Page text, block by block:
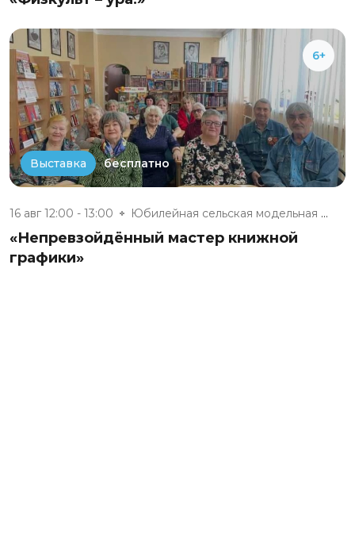
6+
Выставка бесплатно
16 авг 12:00 - 13:00 Юбилейная сельская модельная б...
«Непревзойдённый мастер книжной
графики»